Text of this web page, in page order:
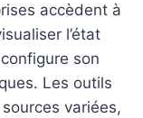
accèdent à
l’état
son
Les outils
variées,